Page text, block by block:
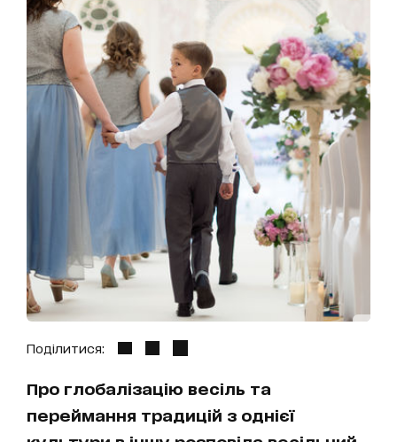
Поділитися:
Про глобалізацію весіль та
переймання традицій з однієї